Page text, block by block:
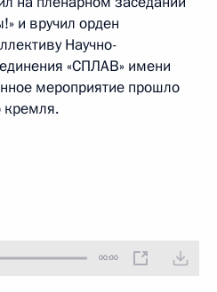
и вручил орден
Научно-
«СПЛАВ» имени
мероприятие прошло
кремля.
00:00